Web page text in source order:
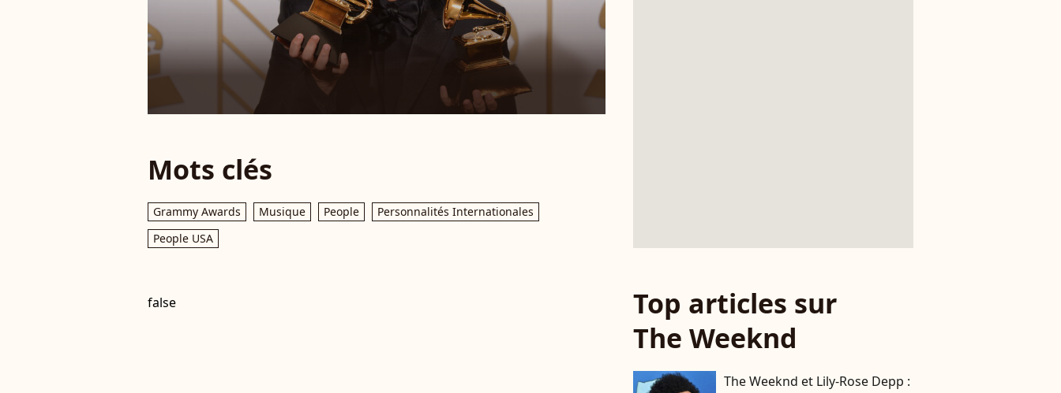
Mots clés
Grammy Awards Musique People
Personnalités Internationales
People USA
false
Top articles sur
The Weeknd
The Weeknd et Lily-Rose Depp :